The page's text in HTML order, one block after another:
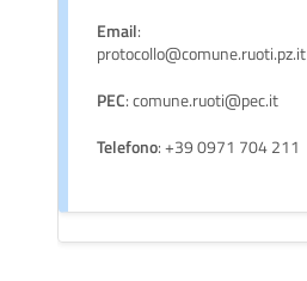
Email:
protocollo@comune.ruoti.pz.it
PEC: comune.ruoti@pec.it
Telefono: +39 0971 704 211